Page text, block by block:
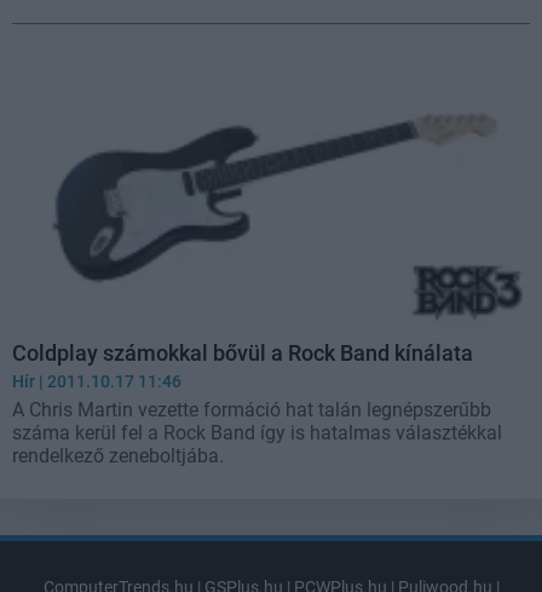
Coldplay számokkal bővül a Rock Band kínálata
Hír | 2011.10.17 11:46
A Chris Martin vezette formáció hat talán legnépszerűbb
száma kerül fel a Rock Band így is hatalmas választékkal
rendelkező zeneboltjába.
ComputerTrends.hu | GSPlus.hu | PCWPlus.hu | Puliwood.hu |